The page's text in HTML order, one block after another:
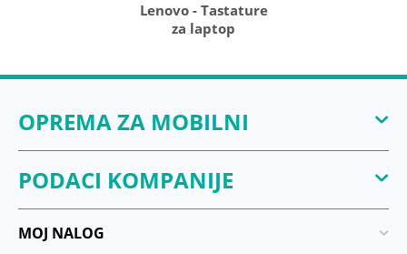
Lenovo - Tastature
za laptop
OPREMA ZA MOBILNI
PODACI KOMPANIJE
MOJ NALOG